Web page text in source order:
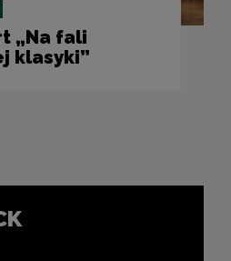
„Na fali
klasyki”